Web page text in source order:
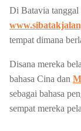
Di Batavia tanggal
tempat dimana
Disana mereka
bahasa Cina dan
sebagai bahasa
sempat mereka